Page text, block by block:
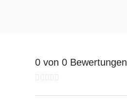
0 von 0 Bewertungen